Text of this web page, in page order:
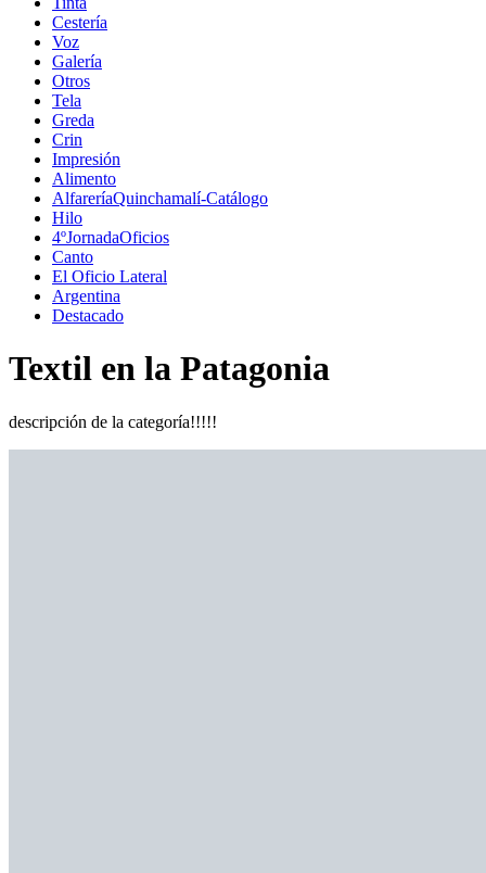
Cestería
Voz
Galería
Otros
Tela
Greda
Crin
Impresión
Alimento
AlfareríaQuinchamalí-Catálogo
Hilo
4ºJornadaOficios
Canto
El Oficio Lateral
Argentina
Destacado
Textil en la Patagonia
descripción de la categoría!!!!!